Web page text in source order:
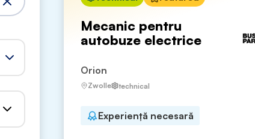
Mecanic pentru
autobuze electrice
Orion
Zwolle technical
Experiență necesară